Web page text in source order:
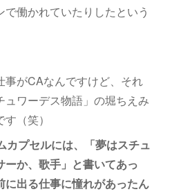
働かれていたりしたという
がCAなんですけど、それ
ュワーデス物語」の堀ちえみ
（笑）
カプセルには、「夢はスチュ
ーか、歌手」と書いてあっ
出る仕事に憧れがあったん